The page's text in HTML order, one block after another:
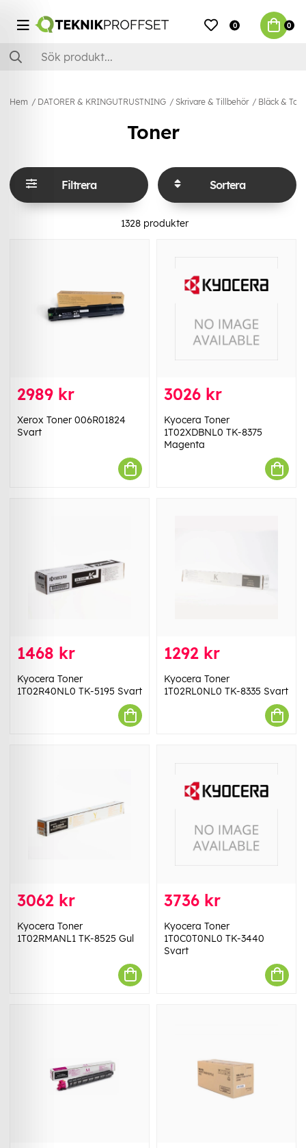
0 0
Hem DATORER & KRINGUTRUSTNING Skrivare & Tillbehör Bläck &
Toner
Filtrera Sortera
1328produkter
2989 kr
Xerox Toner 006R01824
Svart
3026 kr
Kyocera Toner
1T02XDBNL0 TK-8375
Magenta
1468 kr
Kyocera Toner
1T02R40NL0 TK-5195 Svart
1292 kr
Kyocera Toner
1T02RL0NL0 TK-8335 Svart
3062 kr
Kyocera Toner
1T02RMANL1 TK-8525 Gul
3736 kr
Kyocera Toner
1T0C0T0NL0 TK-3440
Svart